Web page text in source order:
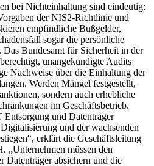
bei Nichteinhaltung sind eindeutig:
der NIS2-Richtlinie und
empfindliche Bußgelder,
sogar die persönliche
Bundesamt für Sicherheit in der
unangekündigte Audits
Nachweise über die Einhaltung der
Werden Mängel festgestellt,
sondern auch erhebliche
im Geschäftsbetrieb.
und Datenträger
und der wachsenden
erklärt die Geschäftsleitung
„Unternehmen müssen den
Datenträger absichern und die